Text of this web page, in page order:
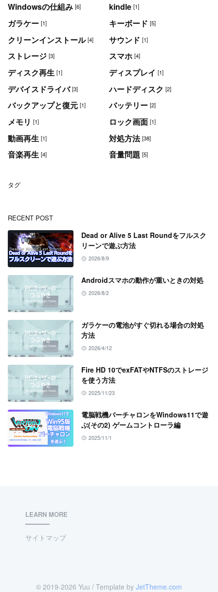
Windowsの仕組み [6] kindle [1]
ガラケー [1] キーボード [5]
クリーンインストール [4] サウンド [1]
ストレージ [3] スマホ [4]
ディスク再生 [1] ディスプレイ [1]
デバイスドライバ [3] ハードディスク [2]
バックアップと復元 [1] バッテリー [2]
メモリ [1] ロック画面 [1]
動画再生 [1] 対処方法 [38]
音楽再生 [4] 音量問題 [5]
タグ
RECENT POST
Dead or Alive 5 Last Roundをフルスク
リーンで遊ぶ方法
2026/8/9
Androidスマホの動作が重いときの対処
2026/8/2
ガラケーの電池がすぐ切れる場合の対処
方法
2026/4/12
Fire HD 10でexFATやNTFSのストレージ
を使う方法
2025/11/23
電脳戦機バーチャロンをWindows11で遊
ぶ(その2) ゲームコントローラ編
2025/11/1
LEARN MORE
サイトマップ
© 2019-2026 Yuu / Template by JetTheme.com